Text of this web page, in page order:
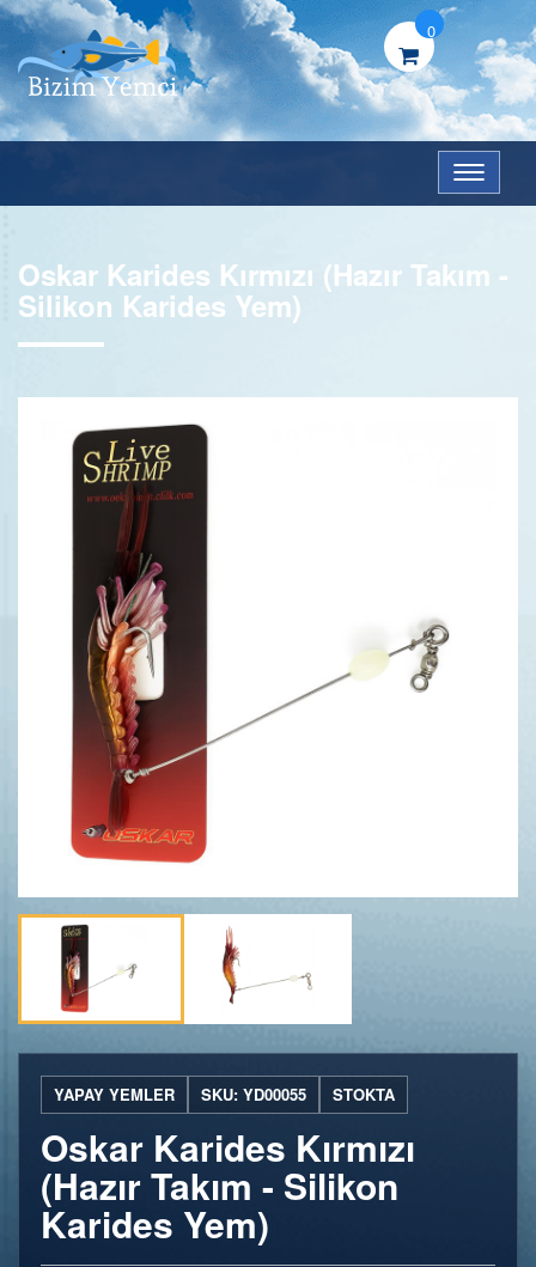
0
Menü
Oskar Karides Kırmızı (Hazır Takım -
Silikon Karides Yem)
YAPAY YEMLER SKU: YD00055 STOKTA
Oskar Karides Kırmızı
(Hazır Takım - Silikon
Karides Yem)